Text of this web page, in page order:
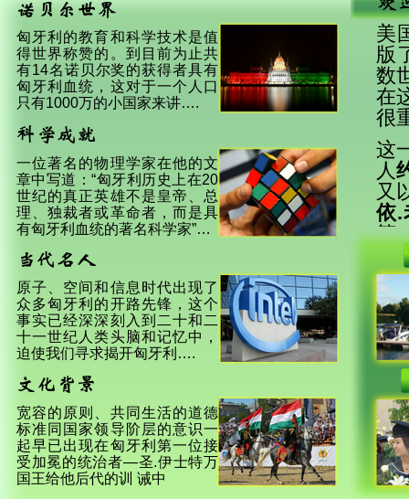
一位著名的物理学家在他的文
章中写道：“匈牙利历史上在20
世纪的真正英雄不是皇帝、总
理、独裁者或革命者，而是具
有匈牙利血统的著名科学家”…
原子、空间和信息时代出现了
众多匈牙利的开路先锋，这个
事实已经深深刻入到二十和二
十一世纪人类头脑和记忆中，
迫使我们寻求揭开匈牙利….
宽容的原则、共同生活的道德
标准同国家领导阶层的意识一
起早已出现在匈牙利第一位接
受加冕的统治者—圣.伊士特万
国王给他后代的训 诫中
美
版
数
在
很
这
人
又
依.
第
的
美
明
同
子
德
（
于
匈牙利的教育和科学技术是值
得世界称赞的。到目前为止共
有14名诺贝尔奖的获得者具有
匈牙利血统，这对于一个人口
只有1000万的小国家来讲….